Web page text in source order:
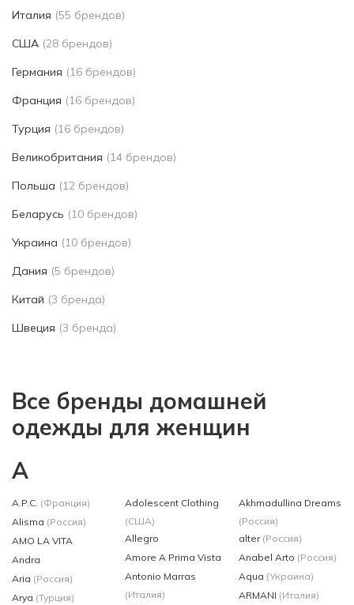
Италия (55 брендов)
США (28 брендов)
Германия (16 брендов)
Франция (16 брендов)
Турция (16 брендов)
Великобритания (14 брендов)
Польша (12 брендов)
Беларусь (10 брендов)
Украина (10 брендов)
Дания (5 брендов)
Китай (3 бренда)
Швеция (3 бренда)
Все бренды домашней
одежды для женщин
A
A.P.C. (Франция)
Alisma (Россия)
AMO LA VITA
Andra
Aria (Россия)
Arya (Турция)
Adolescent Clothing
(США)
Allegro
Amore A Prima Vista
Antonio Marras
(Италия)
Akhmadullina Dreams
(Россия)
alter (Россия)
Anabel Arto (Россия)
Aqua (Украина)
ARMANI (Италия)